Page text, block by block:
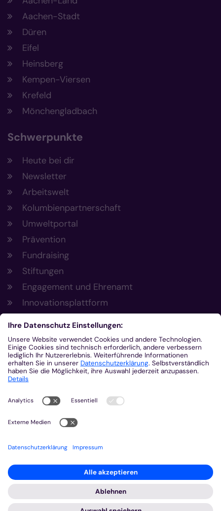
Aachen-Stadt
Düren
Eifel
Heinsberg
Kempen-Viersen
Krefeld
Mönchengladbach
Schwerpunkte
Heute bei dir
Newsletter
Arbeitswelt
Kolumbienpartnerschaft
Umweltportal
Prävention
Fundraising
Stiftungen
Engagement und Ehrenamt
Innovationsplattform
Aus der Plattform
Nachrichten
Veranstaltungen
Gottesdienste
Stellenangebote
Kirchenzeitung
Amtsblatt (Kirchlicher Anzeiger)
Rechtsdatenbank
Meldestelle gemäß Hinweisgeberschutzgesetz
2026 © Bistum Aachen Impressum